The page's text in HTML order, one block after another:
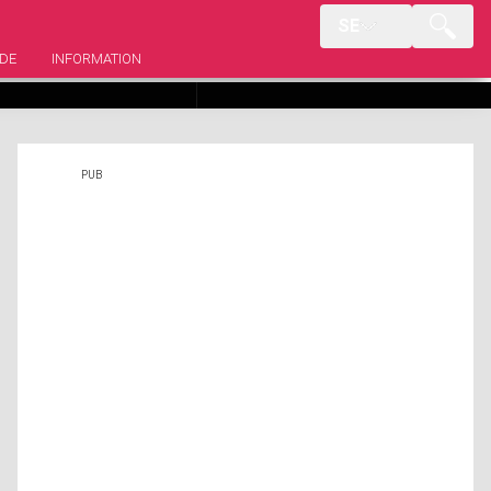
INFORMATION
Syskon i rutan du inte visste haft
en relation i verkliga livet